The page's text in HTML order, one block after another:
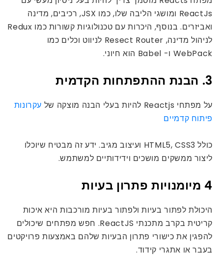
ReactJs ומושגי הליבה שלו, כמו JSX, רכיבים, מדינה
ואביזרים. בנוסף, היכרות עם טכנולוגיות קשורות כמו Redux
לניהול מדינה, Resect Router לניווט וכלים כמו
WebPack ו- Babel הוא חיוני.
3. הבנת ההתפתחות הקדמית
על מפתחי Reactjs להיות בעלי הבנה מוצקה של
עקרונות
פיתוח קדמיים
כולל HTML5, CSS3 ועיצוב מגיב. ידע זה מבטיח שיוכלו
ליצור ממשקים מושכים וידידותיים למשתמש.
4 מיומנויות פתרון בעיות
היכולת לפתור בעיות ולפתור בעיות מורכבות היא איכות
קריטית בקרב מתכנתי ReactJS. חפש מפתחים שיכולים
להפגין את כישורי פתרון הבעיות שלהם באמצעות פרויקטים
בעבר או אתגרי קידוד.